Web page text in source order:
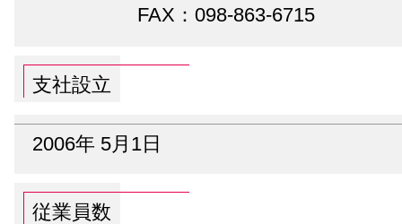
FAX：098-863-6715
支社設立
2006年 5月1日
従業員数